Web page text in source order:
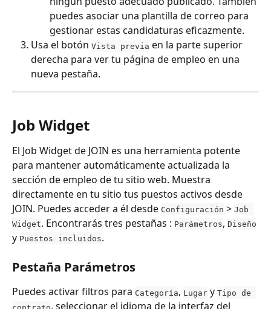
puedes asociar una plantilla de correo para
gestionar estas candidaturas eficazmente.
Usa el botón Vista previa en la parte superior
derecha para ver tu página de empleo en una
nueva pestaña.
Job Widget
El Job Widget de JOIN es una herramienta potente
para mantener automáticamente actualizada la
sección de empleo de tu sitio web. Muestra
directamente en tu sitio tus puestos activos desde
JOIN. Puedes acceder a él desde Configuración > Job
Widget. Encontrarás tres pestañas : Parámetros, Diseño
y Puestos incluidos.
Pestaña Parámetros
Puedes activar filtros para Categoría, Lugar y Tipo de
contrato, seleccionar el idioma de la interfaz del